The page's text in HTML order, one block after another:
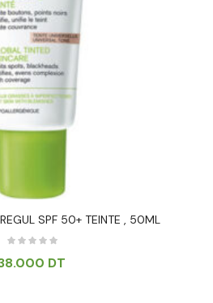
SPF 50+ TEINTE , 50ML
DT